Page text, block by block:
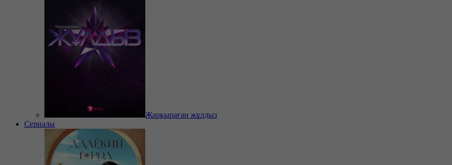
Жарқыраған жұлдыз
Сериалы